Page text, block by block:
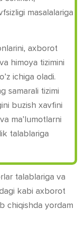
masalalariga
axborot
himoya tizimini
ichiga oladi.
samarali tizimi
buzish xavfini
ma’lumotlarni
talablariga
talablariga va
kabi axborot
chiqishda yordam